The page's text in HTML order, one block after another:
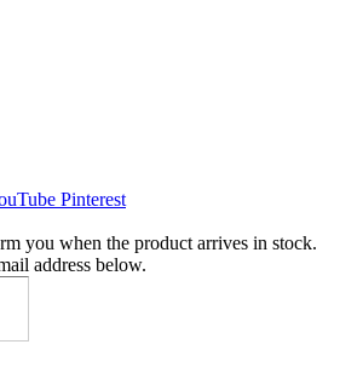
Pinterest
you when the product arrives in stock.
address below.